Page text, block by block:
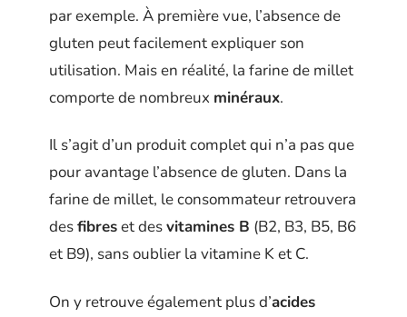
par exemple. À première vue, l’absence de
gluten peut facilement expliquer son
utilisation. Mais en réalité, la farine de millet
comporte de nombreux minéraux.
Il s’agit d’un produit complet qui n’a pas que
pour avantage l’absence de gluten. Dans la
farine de millet, le consommateur retrouvera
desfibreset desvitamines B (B2, B3, B5, B6
et B9), sans oublier la vitamine K et C.
On y retrouve également plus d’acides